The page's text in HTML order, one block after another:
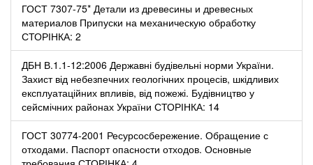
ГОСТ 7307-75* Детали из древесины и древесных
материалов Припуски на механическую обработку
СТОРІНКА: 2
ДБН В.1.1-12:2006 Державні будівельні норми України.
Захист від небезпечних геологічних процесів, шкідливих
експлуатаційних впливів, від пожежі. Будівництво у
сейсмічних районах України СТОРІНКА: 14
ГОСТ 30774-2001 Ресурсосбережение. Обращение с
отходами. Паспорт опасности отходов. Основные